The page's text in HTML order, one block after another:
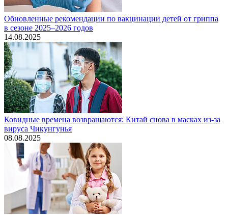
Обновленные рекомендации по вакцинации детей от гриппа
в сезоне 2025–2026 годов
14.08.2025
Ковидные времена возвращаются: Китай снова в масках из-за
вируса Чикунгунья
08.08.2025